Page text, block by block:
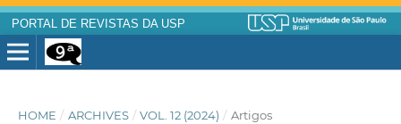
PORTAL DE REVISTAS DA USP
HOME / ARCHIVES / VOL. 12 (2024) / Artigos